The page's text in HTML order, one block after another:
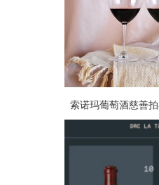
索诺玛葡萄酒慈善